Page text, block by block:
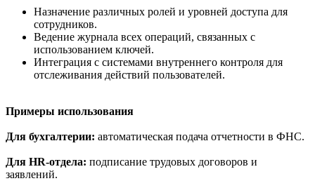
Назначение различных ролей и уровней доступа для
сотрудников.
Ведение журнала всех операций, связанных с
использованием ключей.
Интеграция с системами внутреннего контроля для
отслеживания действий пользователей.
Примеры использования
Для бухгалтерии: автоматическая подача отчетности в ФНС.
Для HR-отдела: подписание трудовых договоров и
заявлений.